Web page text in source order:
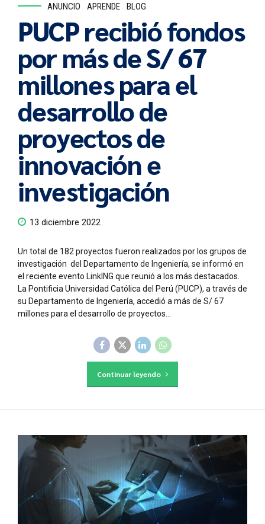
ANUNCIO APRENDE BLOG
PUCP recibió fondos
por más de S/ 67
millones para el
desarrollo de
proyectos de
innovación e
investigación
13 diciembre 2022
Un total de 182 proyectos fueron realizados por los grupos de
investigación del Departamento de Ingeniería, se informó en
el reciente evento LinkING que reunió a los más destacados.
La Pontificia Universidad Católica del Perú (PUCP), a través de
su Departamento de Ingeniería, accedió a más de S/ 67
millones para el desarrollo de proyectos...
Continuar leyendo